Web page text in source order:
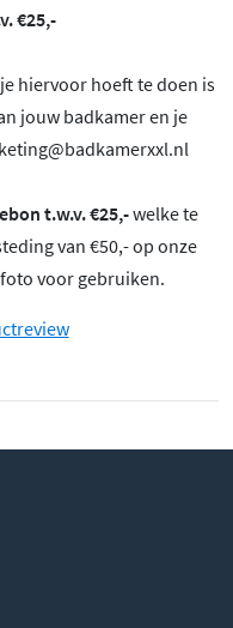
€25,-
hiervoor hoeft te doen is
jouw badkamer en je
t.w.v. €25,-welke te
van €50,- op onze
voor gebruiken.